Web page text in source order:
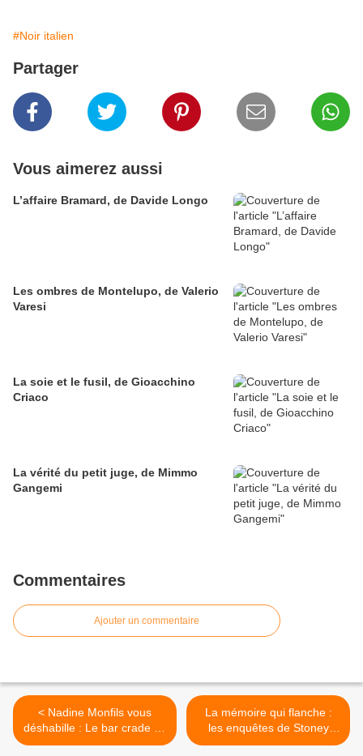
#Noir italien
Partager
Vous aimerez aussi
L’affaire Bramard, de Davide Longo
Les ombres de Montelupo, de Valerio
Varesi
La soie et le fusil, de Gioacchino
Criaco
La vérité du petit juge, de Mimmo
Gangemi
Commentaires
Ajouter un commentaire
< Nadine Monfils vous
déshabille : Le bar crade de
Kaskouille
La mémoire qui flanche :
les enquêtes de Stoney
Calhoun par William G.